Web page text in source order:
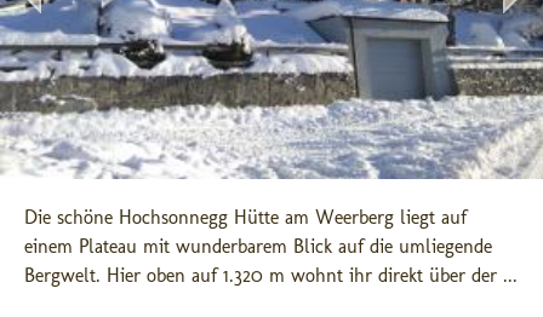
Die schöne Hochsonnegg Hütte am Weerberg liegt auf
einem Plateau mit wunderbarem Blick auf die umliegende
Bergwelt. Hier oben auf 1.320 m wohnt ihr direkt über der ...